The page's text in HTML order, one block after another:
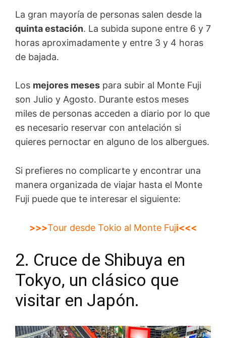
La gran mayoría de personas salen desde la
quinta estación. La subida supone entre 6 y 7
horas aproximadamente y entre 3 y 4 horas
de bajada.
Los mejores meses para subir al Monte Fuji
son Julio y Agosto. Durante estos meses
miles de personas acceden a diario por lo que
es necesario reservar con antelación si
quieres pernoctar en alguno de los albergues.
Si prefieres no complicarte y encontrar una
manera organizada de viajar hasta el Monte
Fuji puede que te interesar el siguiente:
>>>Tour desde Tokio al Monte Fuji<<<
2. Cruce de Shibuya en
Tokyo, un clásico que
visitar en Japón.